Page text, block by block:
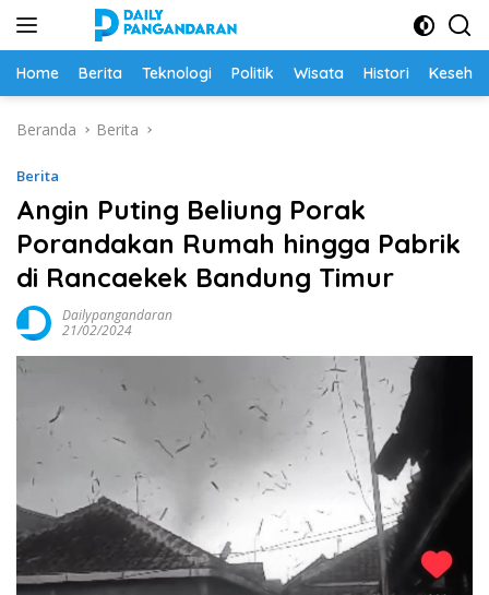
Home Berita Teknologi Politik Wisata Histori
Beranda Berita
Berita
Angin Puting Beliung Porak
Porandakan Rumah hingga Pabrik
di Rancaekek Bandung Timur
Dailypangandaran
21/02/2024